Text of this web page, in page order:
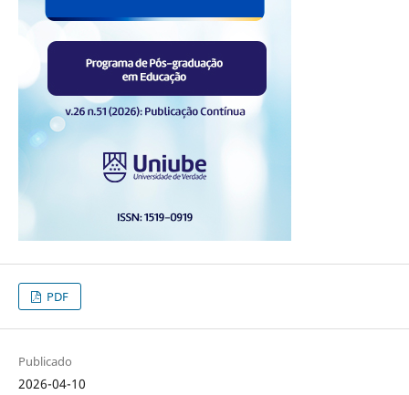
PDF
Publicado
2026-04-10